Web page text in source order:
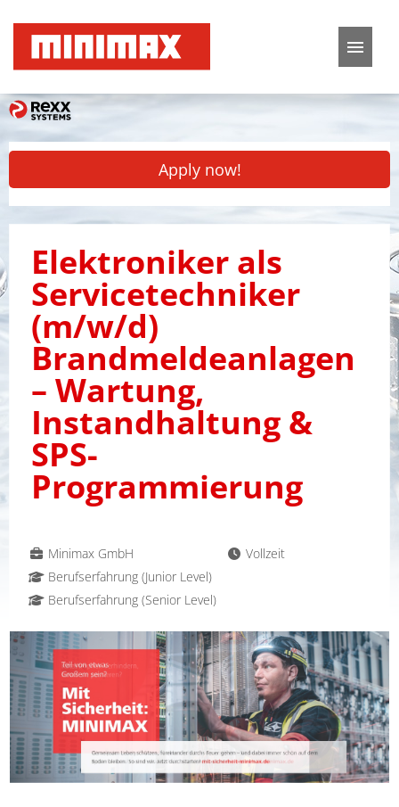
German
Job offers
FAQ
Apply now!
Elektroniker als
Servicetechniker
(m/w/d)
Brandmeldeanlagen
– Wartung,
Instandhaltung &
SPS-
Programmierung
Minimax GmbH
Berufserfahrung (Junior Level)
Berufserfahrung (Senior Level)
Vollzeit